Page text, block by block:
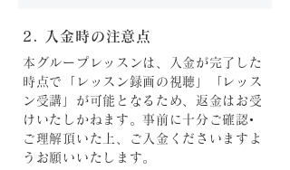
2. 入金時の注意点
本グループレッスンは、入金が完了した
時点で「レッスン録画の視聴」「レッス
ン受講」が可能となるため、返金はお受
けいたしかねます。事前に十分ご確認•
ご理解頂いた上、ご入金くださいますよ
うお願いいたします。